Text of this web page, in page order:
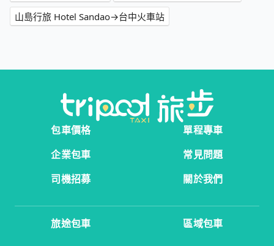
山島行旅 Hotel Sandao→台中火車站
包車價格
單程專車
企業包車
常見問題
司機招募
關於我們
旅途包車 區域包車